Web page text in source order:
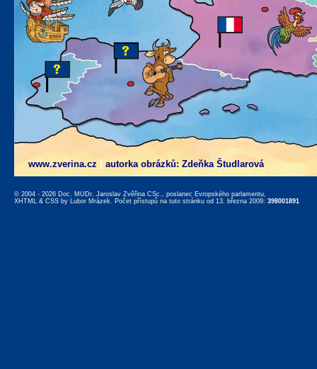
www.zverina.cz autorka obrázků: Zdeňka Študlarová
© 2004 - 2026 Doc. MUDr. Jaroslav Zvěřina CSc., poslanec Evropského parlamentu,
XHTML & CSS by Lubor Mrázek. Počet přístupů na tuto stránku od 13. března 2009: 398001891